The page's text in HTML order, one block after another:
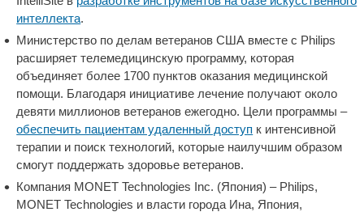
интеллекта.
Министерство по делам ветеранов США вместе с Philips
расширяет телемедицинскую программу, которая
объединяет более 1700 пунктов оказания медицинской
помощи. Благодаря инициативе лечение получают около
девяти миллионов ветеранов ежегодно. Цели программы –
обеспечить пациентам удаленный доступ к интенсивной
терапии и поиск технологий, которые наилучшим образом
смогут поддержать здоровье ветеранов.
Компания MONET Technologies Inc. (Япония) – Philips,
MONET Technologies и власти города Ина, Япония,